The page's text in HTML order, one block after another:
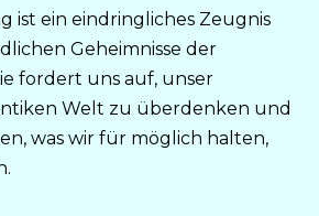
ist ein eindringliches Zeugnis
Geheimnisse der
fordert uns auf, unser
Welt zu überdenken und
was wir für möglich halten,